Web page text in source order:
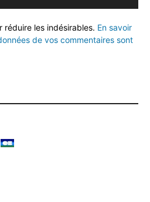
réduire les indésirables. En savoir
de vos commentaires sont